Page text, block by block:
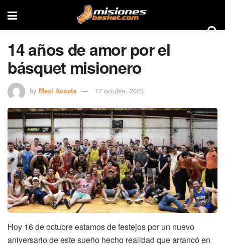
14 años de amor por el
básquet misionero
by Maxi Acosta 17 octubre, 2023
Hoy 16 de octubre estamos de festejos por un nuevo
aniversario de este sueño hecho realidad que arrancó en